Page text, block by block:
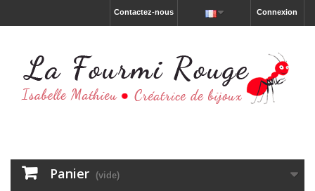
Connexion
Contactez-nous
Panier (vide)